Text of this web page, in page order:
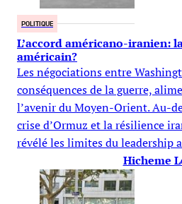
POLITIQUE
L’accord américano-iranien:
américain?
Les négociations entre
conséquences de la guerre,
l’avenir du Moyen-Orient. Au-
crise d’Ormuz et la résilience
révélé les limites du leadership
Hicheme